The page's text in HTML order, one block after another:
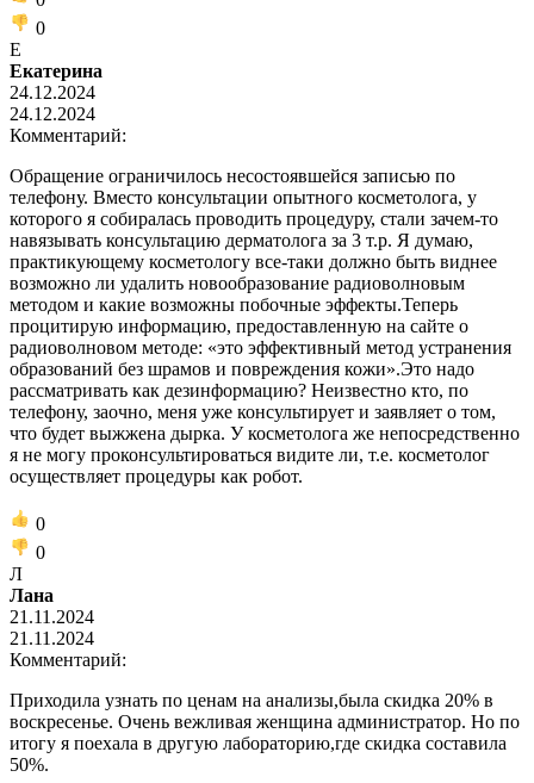
0
Е
Екатерина
24.12.2024
24.12.2024
Комментарий:
Обращение ограничилось несостоявшейся записью по
телефону. Вместо консультации опытного косметолога, у
которого я собиралась проводить процедуру, стали зачем-то
навязывать консультацию дерматолога за 3 т.р. Я думаю,
практикующему косметологу все-таки должно быть виднее
возможно ли удалить новообразование радиоволновым
методом и какие возможны побочные эффекты.Теперь
процитирую информацию, предоставленную на сайте о
радиоволновом методе: «это эффективный метод устранения
образований без шрамов и повреждения кожи».Это надо
рассматривать как дезинформацию? Неизвестно кто, по
телефону, заочно, меня уже консультирует и заявляет о том,
что будет выжжена дырка. У косметолога же непосредственно
я не могу проконсультироваться видите ли, т.е. косметолог
осуществляет процедуры как робот.
0
0
Л
Лана
21.11.2024
21.11.2024
Комментарий:
Приходила узнать по ценам на анализы,была скидка 20% в
воскресенье. Очень вежливая женщина администратор. Но по
итогу я поехала в другую лабораторию,где скидка составила
50%.